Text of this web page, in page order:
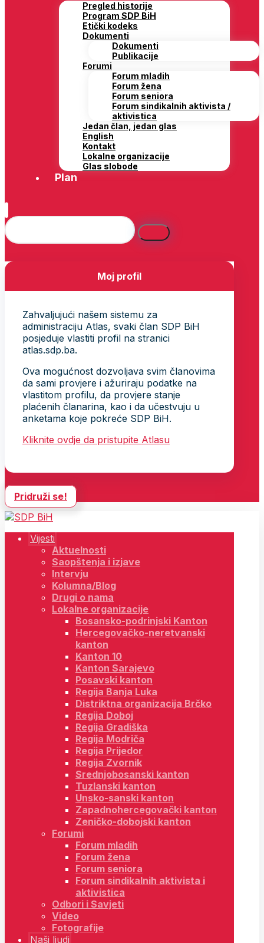
Pregled historije
Program SDP BiH
Etički kodeks
Dokumenti
Dokumenti
Publikacije
Forumi
Forum mladih
Forum žena
Forum seniora
Forum sindikalnih aktivista /
aktivistica
Jedan član, jedan glas
English
Kontakt
Lokalne organizacije
Glas slobode
Plan
Moj profil
Zahvaljujući našem sistemu za
administraciju Atlas, svaki član SDP BiH
posjeduje vlastiti profil na stranici
atlas.sdp.ba.
Ova mogućnost dozvoljava svim članovima
da sami provjere i ažuriraju podatke na
vlastitom profilu, da provjere stanje
plaćenih članarina, kao i da učestvuju u
anketama koje pokreće SDP BiH.
Kliknite ovdje da pristupite Atlasu
Pridruži se!
Vijesti
Aktuelnosti
Saopštenja i izjave
Intervju
Kolumna/Blog
Drugi o nama
Lokalne organizacije
Bosansko-podrinjski Kanton
Hercegovačko-neretvanski
kanton
Kanton 10
Kanton Sarajevo
Posavski kanton
Regija Banja Luka
Distriktna organizacija Brčko
Regija Doboj
Regija Gradiška
Regija Modriča
Regija Prijedor
Regija Zvornik
Srednjobosanski kanton
Tuzlanski kanton
Unsko-sanski kanton
Zapadnohercegovački kanton
Zeničko-dobojski kanton
Forumi
Forum mladih
Forum žena
Forum seniora
Forum sindikalnih aktivista i
aktivistica
Odbori i Savjeti
Video
Fotografije
Naši ljudi